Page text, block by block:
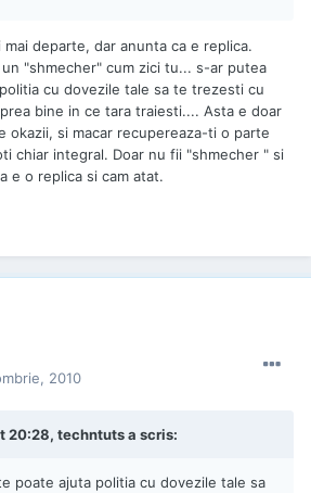
departe, dar anunta ca e replica.
"shmecher" cum zici tu... s-ar putea
cu dovezile tale sa te trezesti cu
bine in ce tara traiesti.... Asta e doar
okazii, si macar recupereaza-ti o parte
chiar integral. Doar nu fii "shmecher " si
e o replica si cam atat.
2010
20:28, techntuts a scris:
poate ajuta politia cu dovezile tale sa